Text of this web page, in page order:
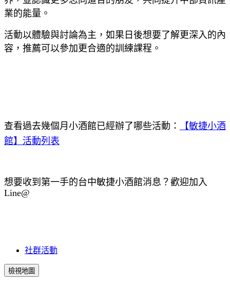
業的能量。
活動以體驗與討論為主，如果日後想要了解更深入的內
容，推薦可以參加更合適的訓練課程。
查看過去幾個月小酒館已經辦了哪些活動：
【敏捷小酒
館】活動列表
想要收到第一手的台中敏捷小酒館消息？歡迎加入
Line@
社群活動
檢視地圖